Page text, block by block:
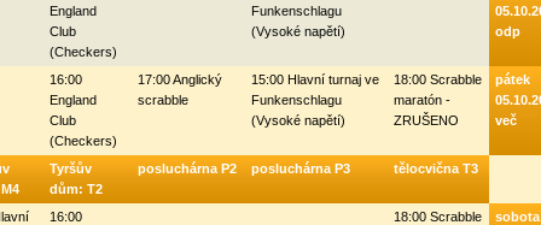
England
Club
(Checkers)
Funkenschlagu
(Vysoké napětí)
odp
16:00
England
Club
(Checkers)
17:00 Anglický
scrabble
15:00 Hlavní turnaj ve
Funkenschlagu
(Vysoké napětí)
18:00 Scrabble
maratón -
ZRUŠENO
pátek
več
Tyršův
dům: T2
posluchárna P2 posluchárna P3 tělocvična T3
16:00
18:00 Scrabble
sobota